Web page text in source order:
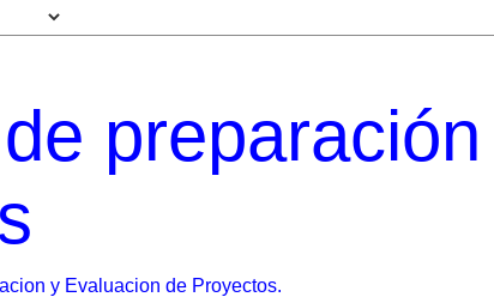
y Evaluacion de Proyectos.